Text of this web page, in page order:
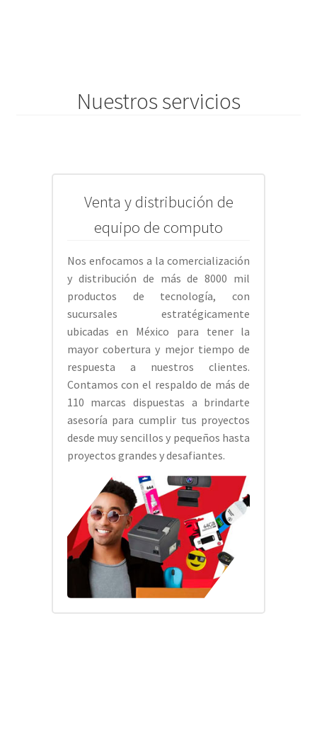
Nuestros servicios
Venta y distribución de
equipo de computo
Nos enfocamos a la comercialización
y distribución de más de 8000 mil
productos de tecnología, con
sucursales estratégicamente
ubicadas en México para tener la
mayor cobertura y mejor tiempo de
respuesta a nuestros clientes.
Contamos con el respaldo de más de
110 marcas dispuestas a brindarte
asesoría para cumplir tus proyectos
desde muy sencillos y pequeños hasta
proyectos grandes y desafiantes.